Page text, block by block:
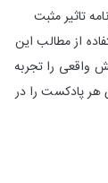
تاثیر مثبت
از مطالب این
واقعی را تجربه
پادکست را در